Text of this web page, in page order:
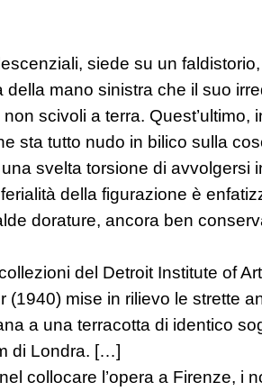
siede su un faldistorio,
mano sinistra che il suo
scivoli a terra. Quest’ultimo,
sta tutto nudo in bilico sulla
svelta torsione di avvolgersi
della figurazione è
dorature, ancora ben
del Detroit Institute of
(1940) mise in rilievo le strette
a una terracotta di identico
di Londra. […]
collocare l’opera a Firenze, i